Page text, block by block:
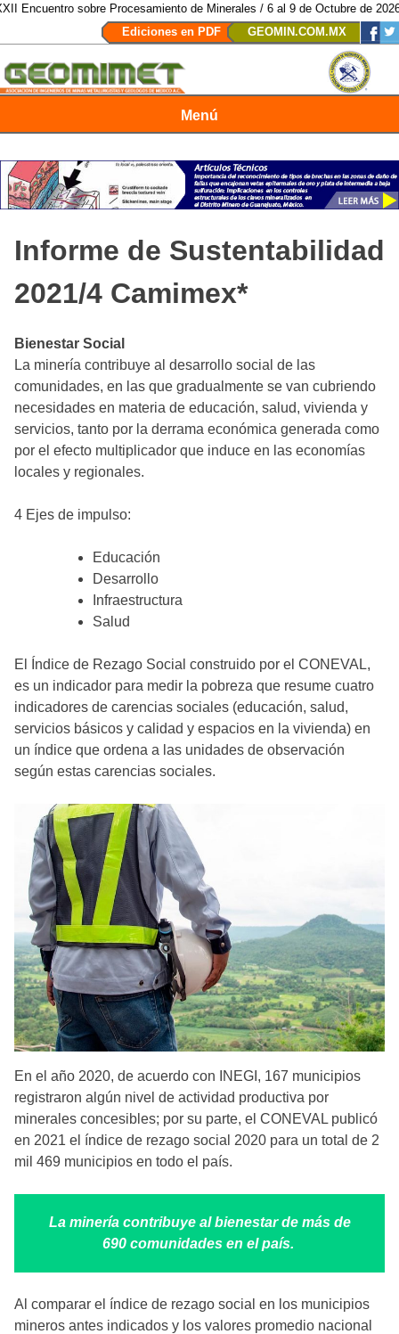
sobre Procesamiento de Minerales / 6 al 9 de Octubre de 2026 / San
Ediciones en PDF
GEOMIN.COM.MX
Menú
Informe de Sustentabilidad
2021/4 Camimex*
Bienestar Social
La minería contribuye al desarrollo social de las
comunidades, en las que gradualmente se van cubriendo
necesidades en materia de educación, salud, vivienda y
servicios, tanto por la derrama económica generada como
por el efecto multiplicador que induce en las economías
locales y regionales.
4 Ejes de impulso:
Educación
Desarrollo
Infraestructura
Salud
El Índice de Rezago Social construido por el CONEVAL,
es un indicador para medir la pobreza que resume cuatro
indicadores de carencias sociales (educación, salud,
servicios básicos y calidad y espacios en la vivienda) en
un índice que ordena a las unidades de observación
según estas carencias sociales.
En el año 2020, de acuerdo con INEGI, 167 municipios
registraron algún nivel de actividad productiva por
minerales concesibles; por su parte, el CONEVAL publicó
en 2021 el índice de rezago social 2020 para un total de 2
mil 469 municipios en todo el país.
La minería contribuye al bienestar de más de
690 comunidades en el país.
Al comparar el índice de rezago social en los municipios
mineros antes indicados y los valores promedio nacional